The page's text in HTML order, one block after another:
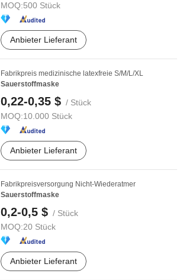
MOQ:500 Stück
Anbieter Lieferant
Fabrikpreis medizinische latexfreie S/M/L/XL
Sauerstoffmaske
0,22-0,35 $ / Stück
MOQ:10.000 Stück
Anbieter Lieferant
Fabrikpreisversorgung Nicht-Wiederatmer
Sauerstoffmaske
0,2-0,5 $ / Stück
MOQ:20 Stück
Anbieter Lieferant